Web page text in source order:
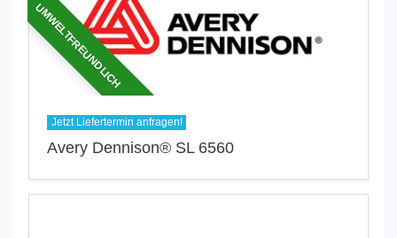
UMWELTFREUNDLICH
Jetzt Liefertermin anfragen!
Avery Dennison® SL 6560